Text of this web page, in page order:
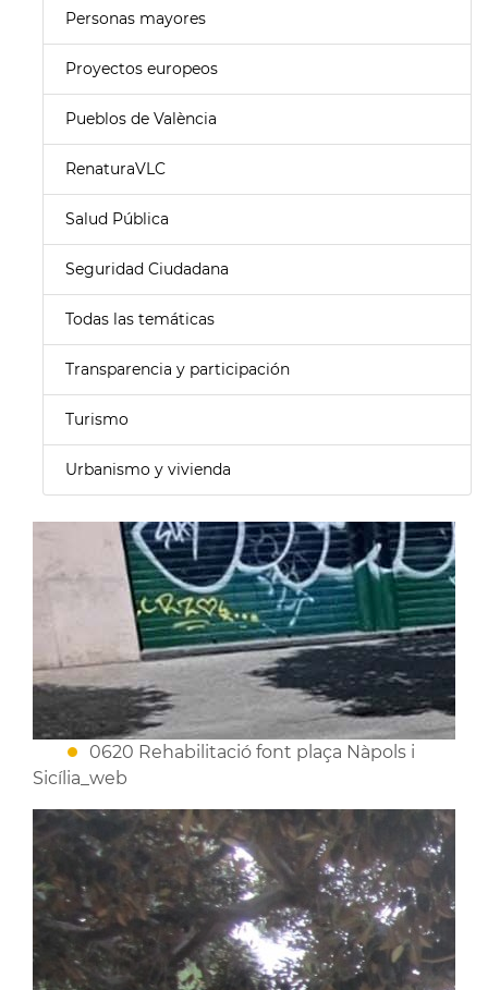
Personas mayores
Proyectos europeos
Pueblos de València
RenaturaVLC
Salud Pública
Seguridad Ciudadana
Todas las temáticas
Transparencia y participación
Turismo
Urbanismo y vivienda
0620 Rehabilitació font plaça Nàpols i
Sicília_web